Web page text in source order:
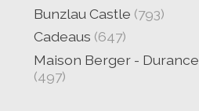
Bunzlau Castle (793)
Cadeaus (647)
Maison Berger - Durance
(497)